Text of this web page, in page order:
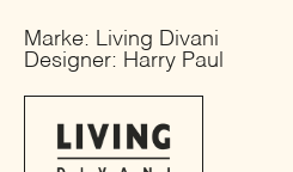
Marke: Living Divani
Designer: Harry Paul